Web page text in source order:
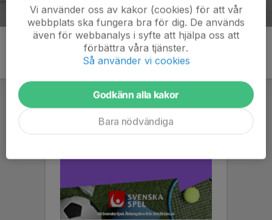
Vi använder oss av kakor (cookies) för att vår
webbplats ska fungera bra för dig. De används
även för webbanalys i syfte att hjälpa oss att
förbättra våra tjänster.
Så använder vi cookies
Godkänn alla kakor
Bara nödvändiga